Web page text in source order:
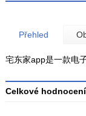
Přehled
宅东家app是一款电
Celkové hodnocení